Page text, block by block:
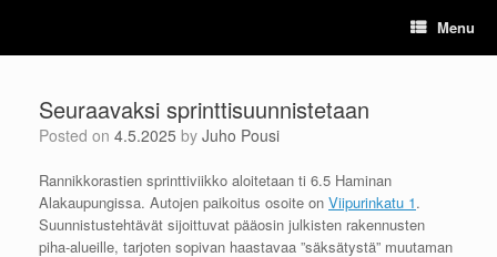
content
Menu
Seuraavaksi sprinttisuunnistetaan
Posted on 4.5.2025 by Juho Pousi
Rannikkorastien sprinttiviikko aloitetaan ti 6.5 Haminan
Alakaupungissa. Autojen paikoitus osoite on Viipurinkatu 1.
Suunnistustehtävät sijoittuvat pääosin julkisten rakennusten
piha-alueille, tarjoten sopivan haastavaa ”säksätystä” muutaman